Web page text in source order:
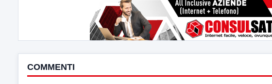
COMMENTI